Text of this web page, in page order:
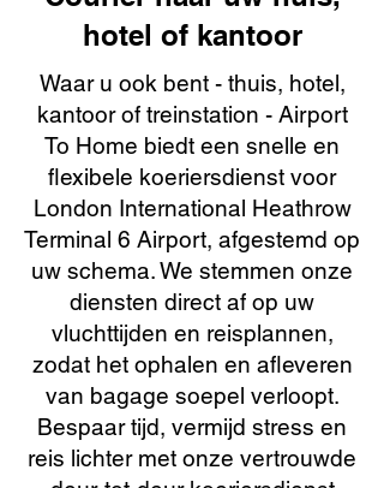
hotel of kantoor
Waar u ook bent - thuis, hotel,
kantoor of treinstation - Airport
To Home biedt een snelle en
flexibele koeriersdienst voor
London International Heathrow
Terminal 6 Airport, afgestemd op
uw schema. We stemmen onze
diensten direct af op uw
vluchttijden en reisplannen,
zodat het ophalen en afleveren
van bagage soepel verloopt.
Bespaar tijd, vermijd stress en
reis lichter met onze vertrouwde